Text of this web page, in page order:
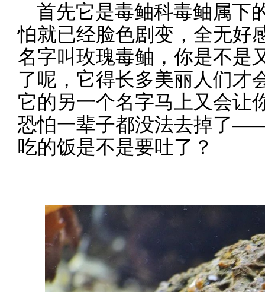
首先它是毒鲉科毒鲉属下
怕就已经脸色剧变，全无好
名字叫玫瑰毒鲉，你是不是
了呢，它得长多美丽人们才
它的另一个名字马上又会让
恐怕一辈子都没法去掉了
吃的饭是不是要吐了？